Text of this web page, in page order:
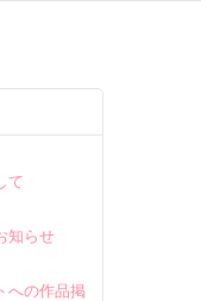
て
知らせ
の作品掲